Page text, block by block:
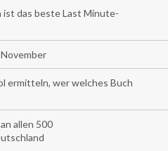
das beste Last Minute-
ermitteln, wer welches Buch
allen 500